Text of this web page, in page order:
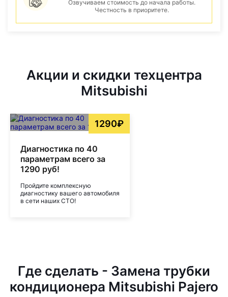
Озвучиваем стоимость до начала работы.
Честность в приоритете.
Акции и скидки техцентра
Mitsubishi
1290₽
Диагностика по 40
параметрам всего за
1290 руб!
Пройдите комплексную
диагностику вашего автомобиля
в сети наших СТО!
Где сделать - Замена трубки
кондиционера Mitsubishi Pajero